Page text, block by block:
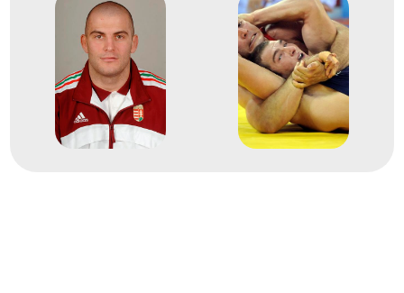
szabadfogású világbajnokság
Szabadfogású 96kg 10